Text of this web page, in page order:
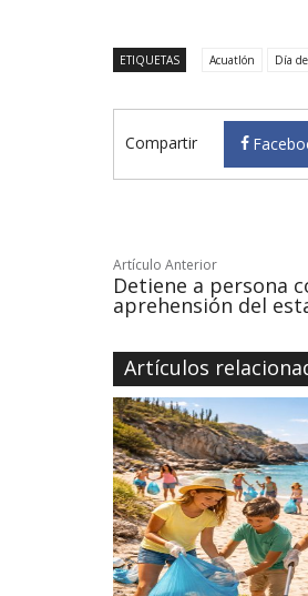
ETIQUETAS Acuatlón Día
Compartir
Artículo Anterior
Detiene a persona
aprehensión del
Artículos